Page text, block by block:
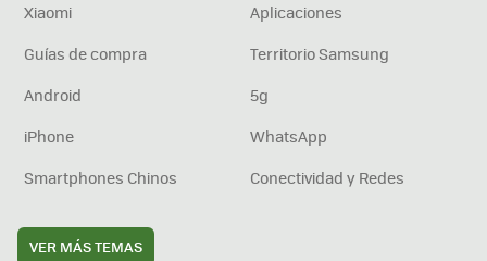
Xiaomi
Aplicaciones
Guías de compra
Territorio Samsung
Android
5g
iPhone
WhatsApp
Smartphones Chinos
Conectividad y Redes
VER MÁS TEMAS